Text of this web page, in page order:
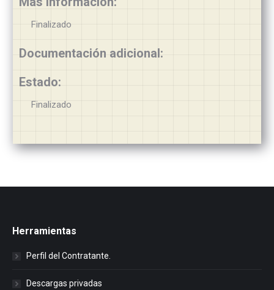
Finalizado
Documentación adicional:
Estado:
Finalizado
Herramientas
Perfil del Contratante.
Descargas privadas